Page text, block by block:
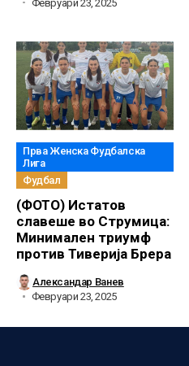
Февруари 23, 2025
Прва Женска Фудбалска
Лига
Фудбал
(ФОТО) Истатов
славеше во Струмица:
Минимален триумф
против Тиверија Брера
Александар Ванев
Февруари 23, 2025